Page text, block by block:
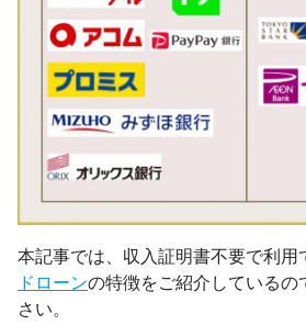
本記事では、収入証明書不要で利用
ドローンの特徴をご紹介しているの
さい。